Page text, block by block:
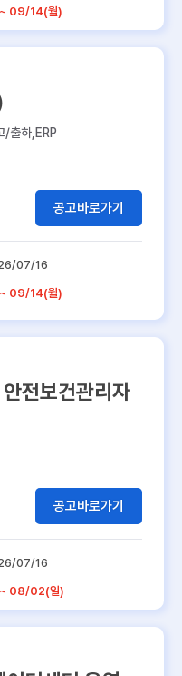
~ 09/14(월)
/출하,ERP
공고바로가기
07/16
~ 09/14(월)
전보건관리자
공고바로가기
07/16
~ 08/02(일)